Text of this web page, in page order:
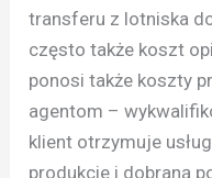
transferu z lotniska
często także koszt
ponosi także koszty
agentom –
klient otrzymuje
produkcie i dobraną